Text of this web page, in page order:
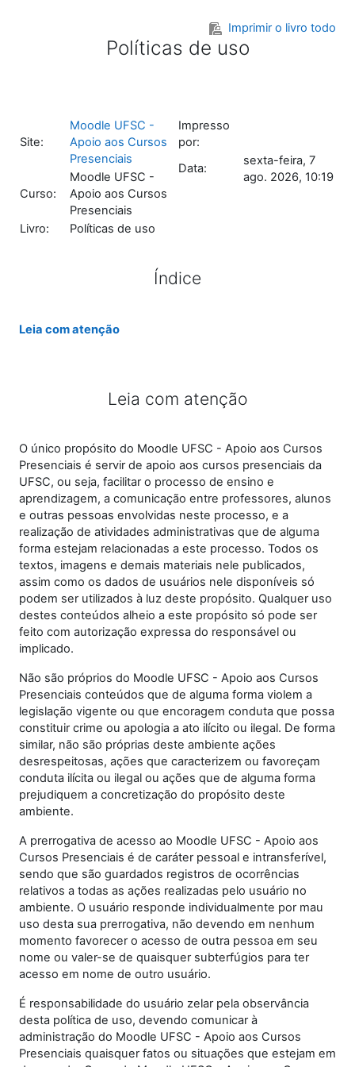
Imprimir o livro todo
Políticas de uso
Site:
Moodle UFSC -
Apoio aos Cursos
Presenciais
Curso:
Moodle UFSC -
Apoio aos Cursos
Presenciais
Livro:
Políticas de uso
Impresso
por:
Data:
sexta-feira, 7
ago. 2026, 10:19
Índice
Leia com atenção
Leia com atenção
O único propósito do Moodle UFSC - Apoio aos Cursos
Presenciais é servir de apoio aos cursos presenciais da
UFSC, ou seja, facilitar o processo de ensino e
aprendizagem, a comunicação entre professores, alunos
e outras pessoas envolvidas neste processo, e a
realização de atividades administrativas que de alguma
forma estejam relacionadas a este processo. Todos os
textos, imagens e demais materiais nele publicados,
assim como os dados de usuários nele disponíveis só
podem ser utilizados à luz deste propósito. Qualquer uso
destes conteúdos alheio a este propósito só pode ser
feito com autorização expressa do responsável ou
implicado.
Não são próprios do Moodle UFSC - Apoio aos Cursos
Presenciais conteúdos que de alguma forma violem a
legislação vigente ou que encoragem conduta que possa
constituir crime ou apologia a ato ilícito ou ilegal. De forma
similar, não são próprias deste ambiente ações
desrespeitosas, ações que caracterizem ou favoreçam
conduta ilícita ou ilegal ou ações que de alguma forma
prejudiquem a concretização do propósito deste
ambiente.
A prerrogativa de acesso ao Moodle UFSC - Apoio aos
Cursos Presenciais é de caráter pessoal e intransferível,
sendo que são guardados registros de ocorrências
relativos a todas as ações realizadas pelo usuário no
ambiente. O usuário responde individualmente por mau
uso desta sua prerrogativa, não devendo em nenhum
momento favorecer o acesso de outra pessoa em seu
nome ou valer-se de quaisquer subterfúgios para ter
acesso em nome de outro usuário.
É responsabilidade do usuário zelar pela observância
desta política de uso, devendo comunicar à
administração do Moodle UFSC - Apoio aos Cursos
Presenciais quaisquer fatos ou situações que estejam em